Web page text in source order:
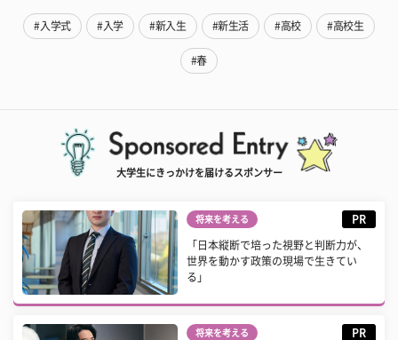
#入学式 #入学 #新入生 #新生活 #高校 #高校生
#春
大学生にきっかけを届けるスポンサー
将来を考える PR
「日本縦断で培った視野と判断力が、
世界を動かす政策の現場で生きてい
る」
将来を考える PR